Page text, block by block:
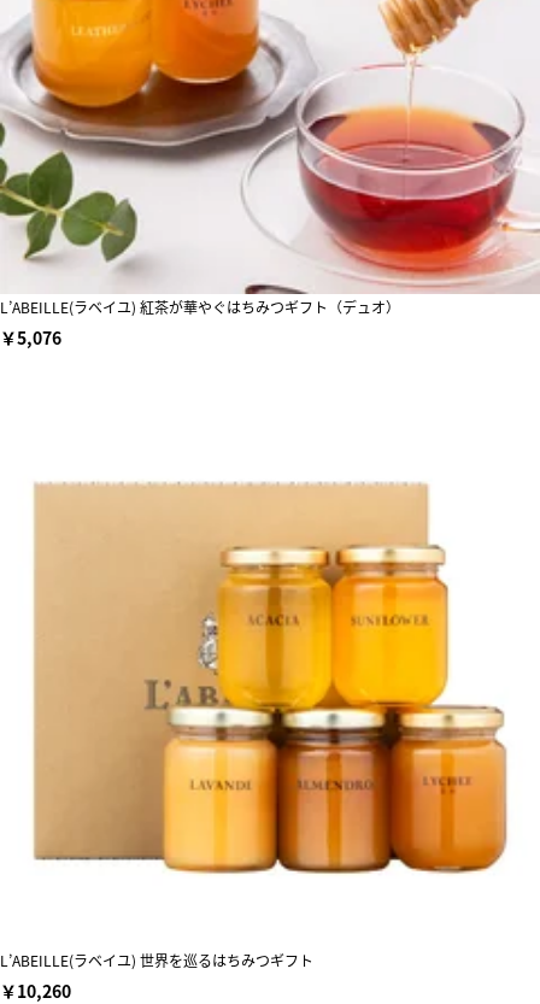
L’ABEILLE(ラベイユ) 紅茶が華やぐはちみつギフト（デュオ）
￥5,076
L’ABEILLE(ラベイユ) 世界を巡るはちみつギフト
￥10,260